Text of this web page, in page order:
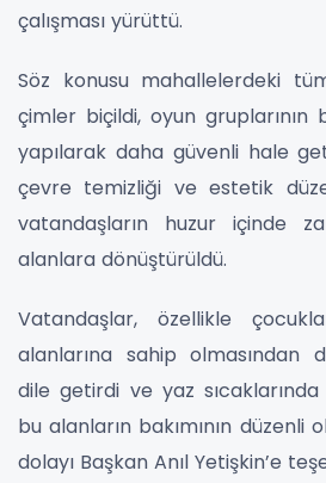
çalışması yürüttü.
Söz konusu mahallelerdeki
çimler biçildi, oyun gruplarının
yapılarak daha güvenli hale
çevre temizliği ve estetik
vatandaşların huzur içinde
alanlara dönüştürüldü.
Vatandaşlar, özellikle
alanlarına sahip olmasından
dile getirdi ve yaz
bu alanların bakımının düzenli
dolayı Başkan Anıl Yetişkin’e